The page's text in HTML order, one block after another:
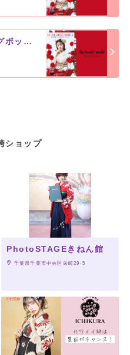
ふりそでMODEウェディングボックス イオンモール木更津店
ショップ
PhotoSTAGEきねん館
千葉県千葉市中央区栄町29-5